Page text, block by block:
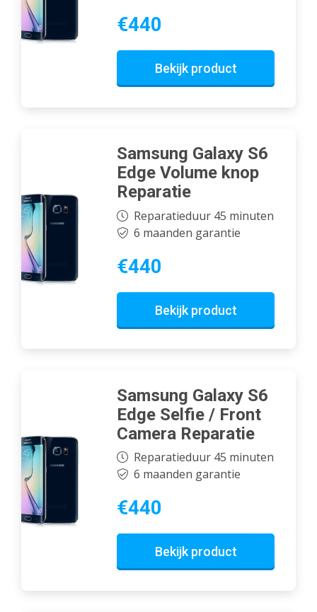
€440
Bekijk product
Samsung Galaxy S6
Edge Volume knop
Reparatie
Reparatieduur 45 minuten
6 maanden garantie
€440
Bekijk product
Samsung Galaxy S6
Edge Selfie / Front
Camera Reparatie
Reparatieduur 45 minuten
6 maanden garantie
€440
Bekijk product